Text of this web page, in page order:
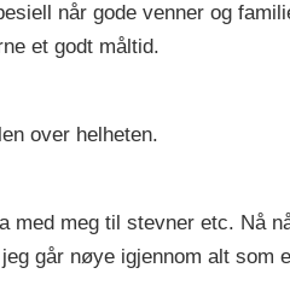
når gode venner og
et godt måltid.
over helheten.
med meg til stevner etc. Nå
går nøye igjennom alt som